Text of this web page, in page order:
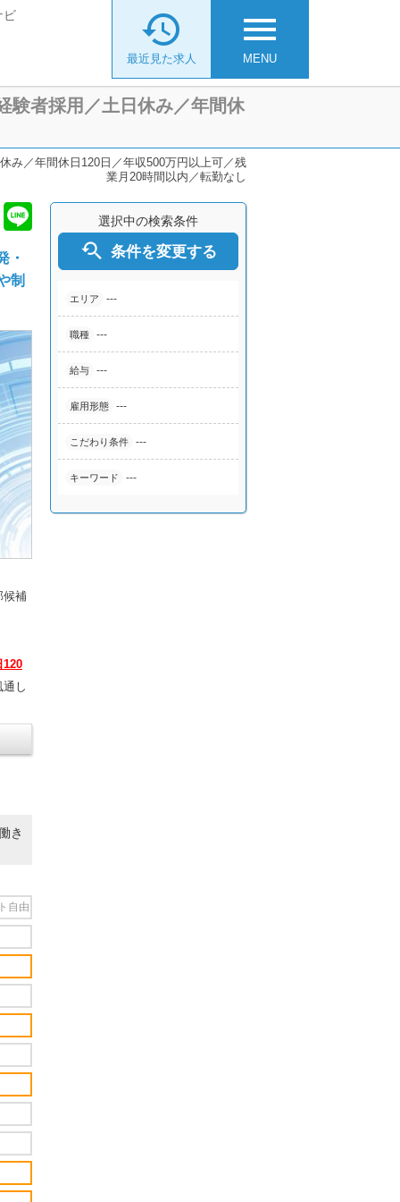
ビ menu
MENU

最近見た求人
験者採用／土日休み／年間休
み／年間休日120日／年収500万円以上可／残
業月20時間以内／転勤なし
選択中の検索条件
 条件を変更する
エリア ---
職種 ---
給与 ---
雇用形態 ---
こだわり条件 ---
キーワード ---
・
制
候補
120
し
き
自由